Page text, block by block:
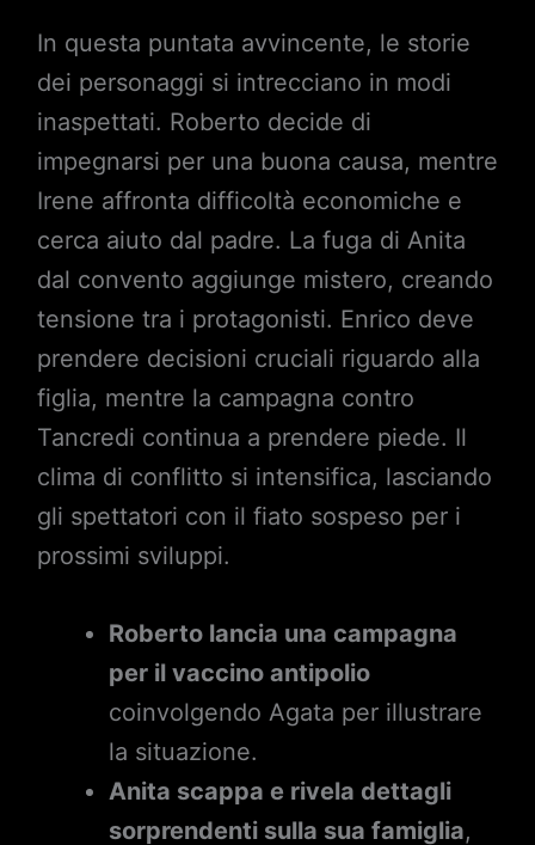
In questa puntata avvincente, le storie
dei personaggi si intrecciano in modi
inaspettati. Roberto decide di
impegnarsi per una buona causa, mentre
Irene affronta difficoltà economiche e
cerca aiuto dal padre. La fuga di Anita
dal convento aggiunge mistero, creando
tensione tra i protagonisti. Enrico deve
prendere decisioni cruciali riguardo alla
figlia, mentre la campagna contro
Tancredi continua a prendere piede. Il
clima di conflitto si intensifica, lasciando
gli spettatori con il fiato sospeso per i
prossimi sviluppi.
Roberto lancia una campagna
per il vaccino antipolio
coinvolgendo Agata per illustrare
la situazione.
Anita scappa e rivela dettagli
sorprendenti sulla sua famiglia,